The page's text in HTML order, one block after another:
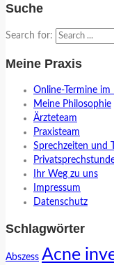
Suche
Search for:
Meine Praxis
Online-Termine
Meine Philosophie
Ärzteteam
Praxisteam
Sprechzeiten und
Ihr Weg zu uns
Impressum
Datenschutz
Schlagwörter
Abszess Acne